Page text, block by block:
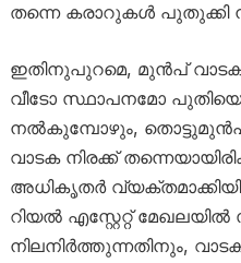
തന്നെ കരാറുകൾ
ഇതിനുപുറമെ, മുൻപ്
വീടോ സ്ഥാപനമോ
നൽകുമ്പോഴും,
വാടക നിരക്ക്
അധികൃതർ
റിയൽ എസ്റ്റേറ്റ് മേഖലയിൽ
നിലനിർത്തുന്നതിനും,